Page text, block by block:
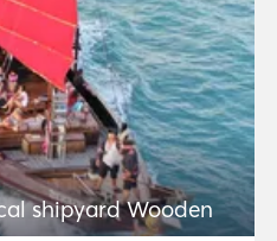
shipyard Wooden